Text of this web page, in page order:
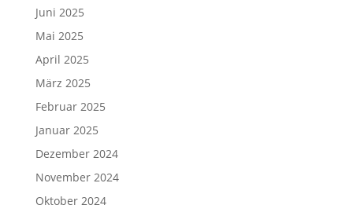
Juni 2025
Mai 2025
April 2025
März 2025
Februar 2025
Januar 2025
Dezember 2024
November 2024
Oktober 2024